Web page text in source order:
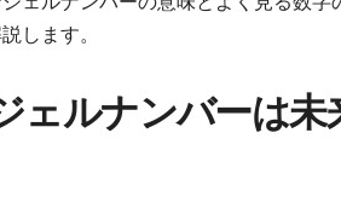
します。
ェルナンバーは